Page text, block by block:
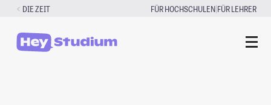
Zum
springen
DIE ZEIT FÜR HOCHSCHULEN|FÜR LEHRER